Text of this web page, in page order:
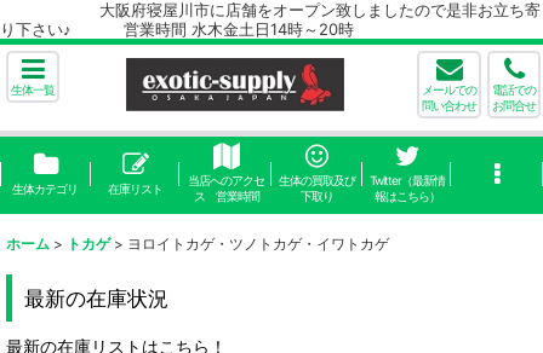
大阪府寝屋川市に店舗をオープン致しましたので是非お立ち寄
り下さい♪ 営業時間 水木金土日14時～20時
生体一覧
メールでの
問い合わせ
電話での
お問合せ
生体カテゴリ 在庫リスト
当店へのアクセ
ス 営業時間
生体の買取及び
下取り
Twitter（最新情
報はこちら）
ホーム > トカゲ > ヨロイトカゲ・ツノトカゲ・イワトカゲ
最新の在庫状況
最新の在庫リストはこちら！